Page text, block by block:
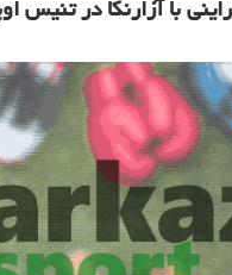
با آزارنکا در تنیس